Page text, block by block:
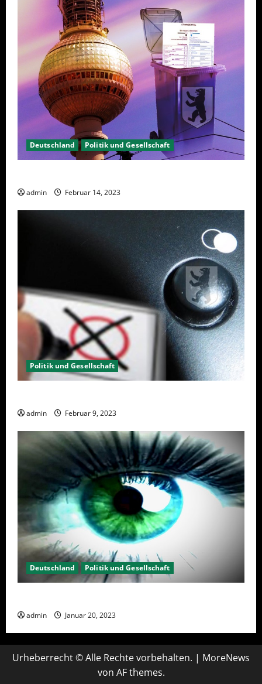
Deutschland Politik und Gesellschaft
admin Februar 14, 2023
Politik und Gesellschaft
admin Februar 9, 2023
Deutschland Politik und Gesellschaft
admin Januar 20, 2023
Urheberrecht © Alle Rechte vorbehalten. | MoreNews
von AF themes.